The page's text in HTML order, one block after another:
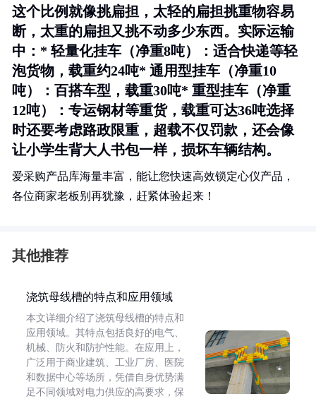
这个比例就像挑扁担，太轻的扁担挑重物容易
断，太重的扁担又挑不动多少东西。实际运输
中：* 轻量化挂车（净重8吨）：适合快递等轻
泡货物，载重约24吨* 通用型挂车（净重10
吨）：百搭车型，载重30吨* 重型挂车（净重
12吨）：专运钢材等重货，载重可达36吨选择
时还要考虑路政限重，超载不仅罚款，还会像
让小学生背大人书包一样，损坏车辆结构。
爱采购产品库海量丰富，能让您快速高效锁定心仪产品，
各位商家老板别再犹豫，赶紧体验起来！
其他推荐
浇筑母线槽的特点和应用领域
本文详细介绍了浇筑母线槽的特点和
应用领域。其特点包括良好的电气、
机械、防火和防护性能。在应用上，
广泛用于商业建筑、工业厂房、医院
和数据中心等场所，凭借自身优势满
足不同领域对电力供应的高要求，保